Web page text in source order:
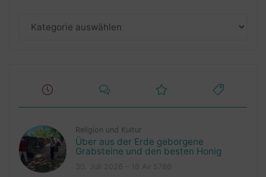
Religion und Kultur
Über aus der Erde geborgene
Grabsteine und den besten Honig